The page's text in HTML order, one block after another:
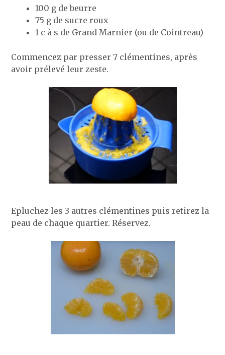
100 g de beurre
75 g de sucre roux
1 c à s de Grand Marnier (ou de Cointreau)
Commencez par presser 7 clémentines, après
avoir prélevé leur zeste.
Epluchez les 3 autres clémentines puis retirez la
peau de chaque quartier. Réservez.